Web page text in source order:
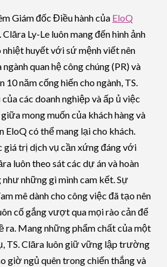
Giám đốc Điều hành của EloQ
Clāra Ly-Le luôn mang đến hình ảnh
nhiệt huyết với sứ mệnh viết nên
quan hệ công chúng (PR) và
năm cống hiến cho ngành, TS.
các doanh nghiệp và ấp ủ việc
giữa mong muốn của khách hàng và
có thể mang lại cho khách.
giá trị dịch vụ cần xứng đáng với
luôn theo sát các dựán và hoàn
những gì mình cam kết. Sự
mê dành cho công việc đã tạo nên
cố gắng vượt qua mọi rào cản để
ra. Mang những phẩm chất của một
TS. Clāra luôn giữ vững lập trường
giờ ngủ quên trong chiến thắng và